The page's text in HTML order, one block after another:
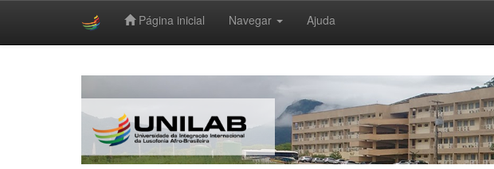
Página inicial Navegar Ajuda